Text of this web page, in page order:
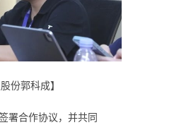
股份郭科成】
署合作协议，并共同